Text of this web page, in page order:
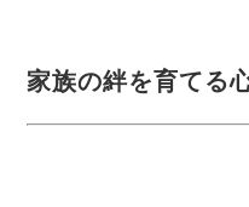
家族の絆を育てる